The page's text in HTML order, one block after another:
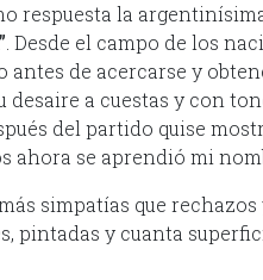
respuesta la
. Desde el campo de los
de acercarse y
desaire a cuestas y con
del partido quise
se aprendió mi
simpatías que
pintadas y cuanta